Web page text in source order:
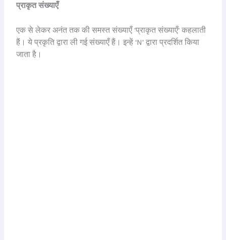
प्राकृत संख्याएँ
एक से लेकर अनंत तक की समस्त संख्याएँ ‘प्राकृत संख्याएँ’ कहलाती
हैं। ये प्रकृति द्वारा ली गई संख्याएँ हैं। इन्हें ‘N’ द्वारा प्रदर्शित किया
जाता है।